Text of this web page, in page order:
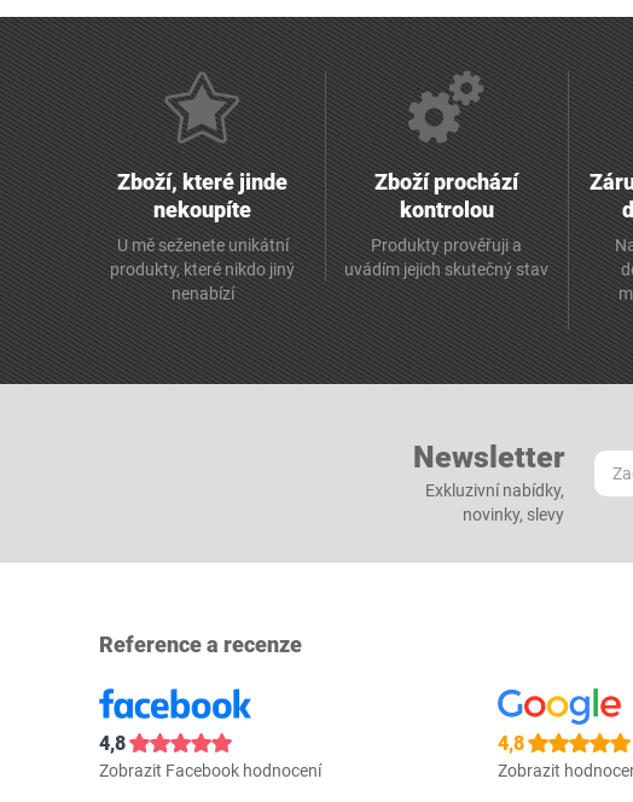
Zboží, které jinde
nekoupíte
U mě seženete unikátní
produkty, které nikdo jiný
nenabízí
Zboží prochází
kontrolou
Produkty prověřuji a
uvádím jejich skutečný stav
Newsletter
Exkluzivní nabídky,
novinky, slevy
Reference a recenze
4,8
Zobrazit Facebook hodnocení
4,8
Zobrazit